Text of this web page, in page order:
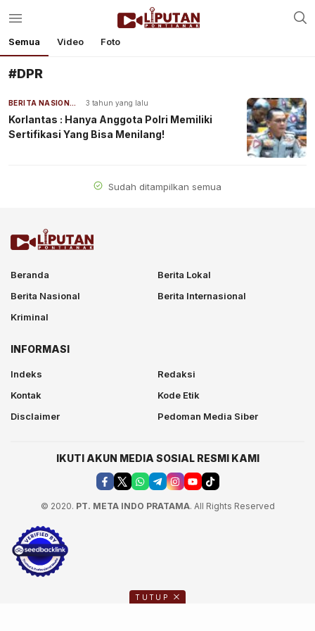
Semua Video Foto
#DPR
BERITA NASIONAL 3 tahun yang lalu
Korlantas : Hanya Anggota Polri Memiliki
Sertifikasi Yang Bisa Menilang!
Sudah ditampilkan semua
Beranda
Berita Lokal
Berita Nasional
Berita Internasional
Kriminal
INFORMASI
Indeks
Redaksi
Kontak
Kode Etik
Disclaimer
Pedoman Media Siber
IKUTI AKUN MEDIA SOSIAL RESMI KAMI
© 2020. PT. META INDO PRATAMA. All Rights Reserved
TUTUP